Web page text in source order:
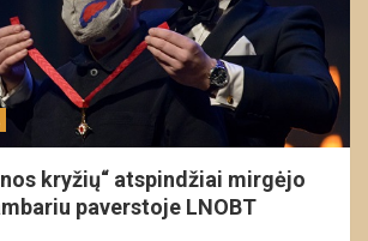
kryžių“ atspindžiai mirgėjo
paverstoje LNOBT